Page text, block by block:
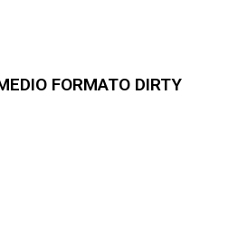
FORMATO DIRTY